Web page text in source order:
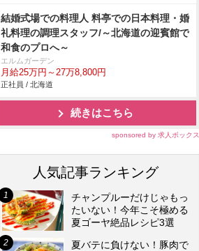
結婚式場での料理人 料亭での日本料理・婚
礼料理の調理スタッフ/～北海道の迎賓館で
和食のプロへ～
エルムガーデン
月給25万円～27万8,800円
正社員 / 北海道
続きはこちら
sponsored by 求人ボックス
人気記事ランキング
チャンプルーだけじゃもっ
たいない！今年こそ極める
夏ゴーヤ絶品レシピ3選
夏バテに負けない！豚肉で